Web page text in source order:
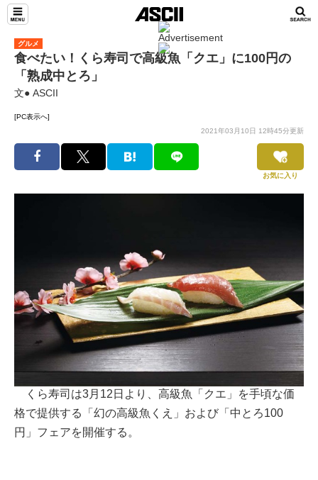
グルメ
食べたい！くら寿司で高級魚「クエ」に100円の
「熟成中とろ」
文● ASCII
[PC表示へ]
2021年03月10日 12時45分更新
お気に入り
くら寿司は3月12日より、高級魚「クエ」を手頃な価
格で提供する「幻の高級魚くえ」および「中とろ100
円」フェアを開催する。